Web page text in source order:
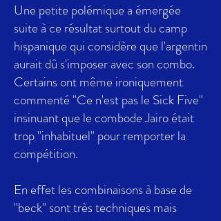
Une petite polémique a émergée
suite à ce résultat surtout du camp
hispanique qui considère que l'argentin
aurait dû s'imposer avec son combo.
Certains ont même ironiquement
commenté "Ce n'est pas le Sick Five"
insinuant que le combode Jairo était
trop "inhabituel" pour remporter la
compétition.
En effet les combinaisons à base de
"beck" sont très techniques mais